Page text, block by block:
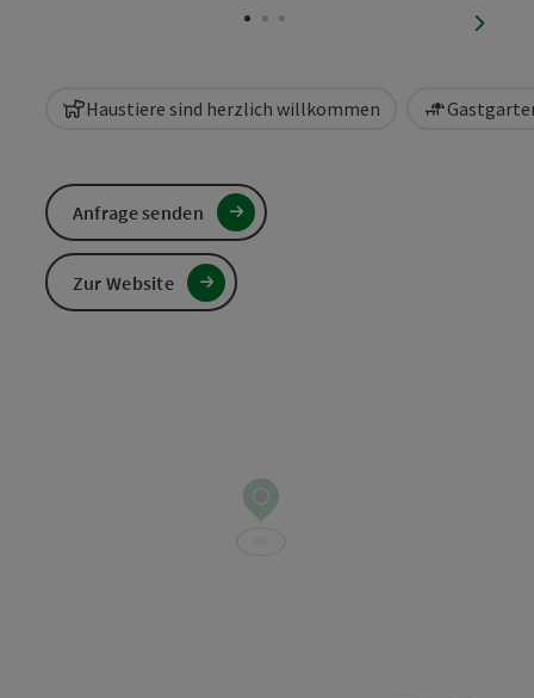
Haustiere sind herzlich willkommen
Anfrage senden
Zur Website